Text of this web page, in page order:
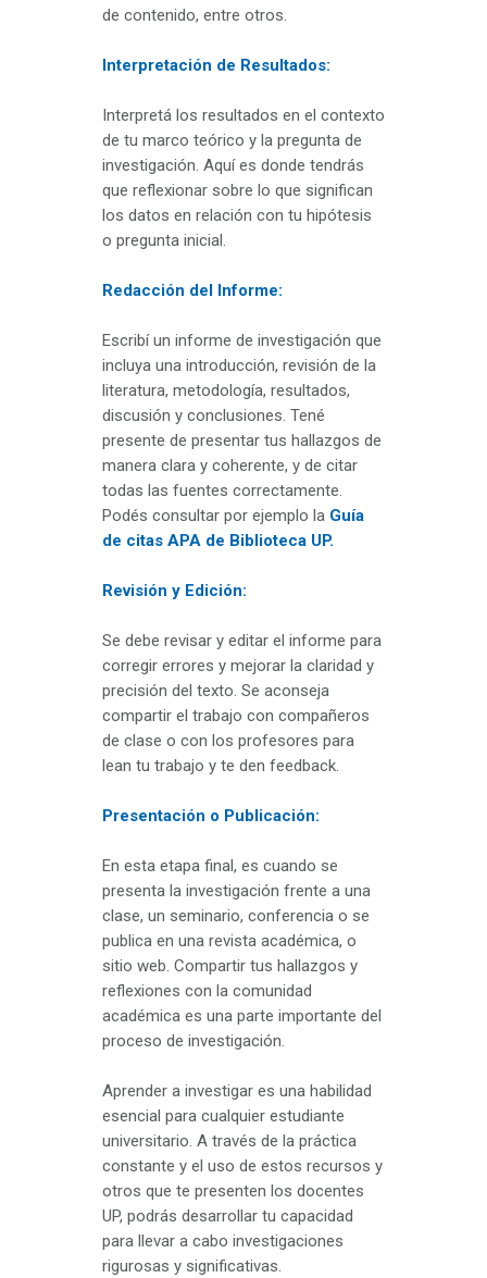
de contenido, entre otros.
Interpretación de Resultados:
Interpretá los resultados en el contexto
de tu marco teórico y la pregunta de
investigación. Aquí es donde tendrás
que reflexionar sobre lo que significan
los datos en relación con tu hipótesis
o pregunta inicial.
Redacción del Informe:
Escribí un informe de investigación que
incluya una introducción, revisión de la
literatura, metodología, resultados,
discusión y conclusiones. Tené
presente de presentar tus hallazgos de
manera clara y coherente, y de citar
todas las fuentes correctamente.
Podés consultar por ejemplo la Guía
de citas APA de Biblioteca UP.
Revisión y Edición:
Se debe revisar y editar el informe para
corregir errores y mejorar la claridad y
precisión del texto. Se aconseja
compartir el trabajo con compañeros
de clase o con los profesores para
lean tu trabajo y te den feedback.
Presentación o Publicación:
En esta etapa final, es cuando se
presenta la investigación frente a una
clase, un seminario, conferencia o se
publica en una revista académica, o
sitio web. Compartir tus hallazgos y
reflexiones con la comunidad
académica es una parte importante del
proceso de investigación.
Aprender a investigar es una habilidad
esencial para cualquier estudiante
universitario. A través de la práctica
constante y el uso de estos recursos y
otros que te presenten los docentes
UP, podrás desarrollar tu capacidad
para llevar a cabo investigaciones
rigurosas y significativas.